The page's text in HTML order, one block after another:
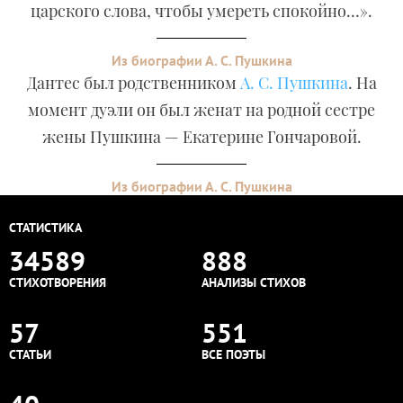
царского слова, чтобы умереть спокойно…».
Из биографии А. С. Пушкина
Дантес был родственником А. С. Пушкина. На
момент дуэли он был женат на родной сестре
жены Пушкина — Екатерине Гончаровой.
Из биографии А. С. Пушкина
СТАТИСТИКА
34589
СТИХОТВОРЕНИЯ
888
АНАЛИЗЫ СТИХОВ
57
СТАТЬИ
551
ВСЕ ПОЭТЫ